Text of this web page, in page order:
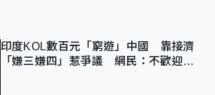
印度KOL數百元「窮遊」中國 靠接濟
「嫌三嫌四」惹爭議 網民：不歡迎劣